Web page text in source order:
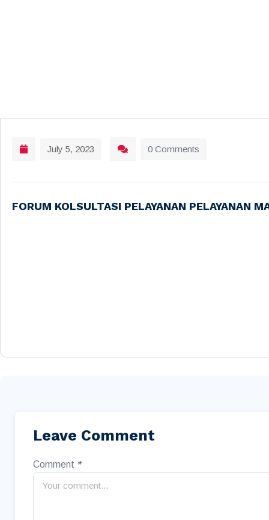
July 5, 2023 0 Comments
FORUM KOLSULTASI PELAYANAN PELAYANAN
Leave Comment
Comment *